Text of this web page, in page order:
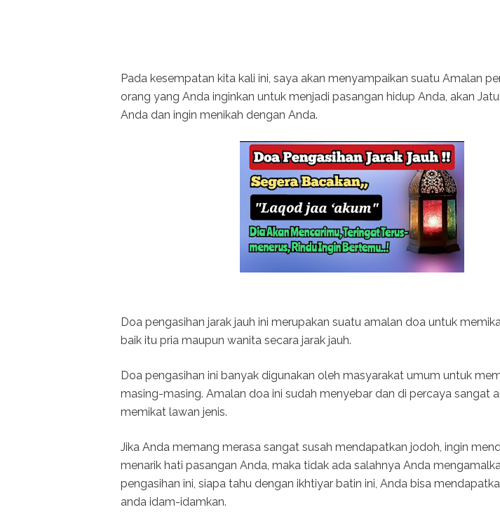
Pada kesempatan kita kali ini, saya akan menyampaikan suatu Amalan
orang yang Anda inginkan untuk menjadi pasangan hidup Anda, akan
Anda dan ingin menikah dengan Anda.
Doa pengasihan jarak jauh ini merupakan suatu amalan doa untuk
baik itu pria maupun wanita secara jarak jauh.
Doa pengasihan ini banyak digunakan oleh masyarakat umum untuk
masing-masing. Amalan doa ini sudah menyebar dan di percaya sangat
memikat lawan jenis.
Jika Anda memang merasa sangat susah mendapatkan jodoh, ingin
menarik hati pasangan Anda, maka tidak ada salahnya Anda
pengasihan ini, siapa tahu dengan ikhtiyar batin ini, Anda bisa
anda idam-idamkan.